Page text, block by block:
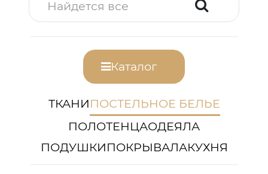
Каталог
ТКАНИПОСТЕЛЬНОЕ БЕЛЬЕ
ПОЛОТЕНЦАОДЕЯЛА
ПОДУШКИПОКРЫВАЛАКУХНЯ